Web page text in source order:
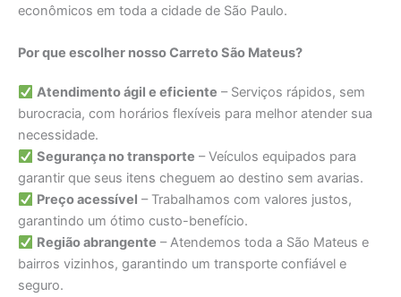
econômicos em toda a cidade de São Paulo.
Por que escolher nosso Carreto São Mateus?
Atendimento ágil e eficiente – Serviços rápidos, sem
burocracia, com horários flexíveis para melhor atender sua
necessidade.
Segurança no transporte – Veículos equipados para
garantir que seus itens cheguem ao destino sem avarias.
Preço acessível – Trabalhamos com valores justos,
garantindo um ótimo custo-benefício.
Região abrangente – Atendemos toda a São Mateus e
bairros vizinhos, garantindo um transporte confiável e
seguro.